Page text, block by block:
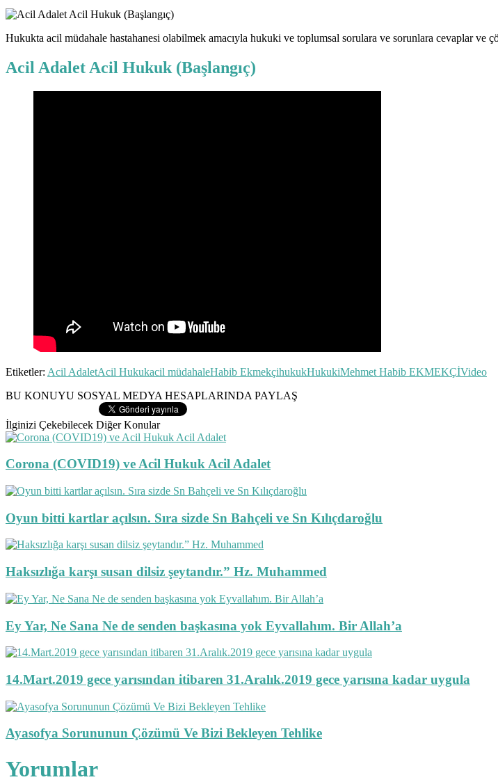
Hukukta acil müdahale hastahanesi olabilmek amacıyla hukuki ve toplumsal sorulara ve sorunlara cevaplar ve
Acil Adalet Acil Hukuk (Başlangıç)
Etiketler: Acil AdaletAcil Hukukacil müdahaleHabib EkmekçihukukHukukiMehmet Habib EKMEKÇİVideo
BU KONUYU SOSYAL MEDYA HESAPLARINDA PAYLAŞ
İlginizi Çekebilecek Diğer Konular
Corona (COVID19) ve Acil Hukuk Acil Adalet
Oyun bitti kartlar açılsın. Sıra sizde Sn Bahçeli ve Sn Kılıçdaroğlu
Haksızlığa karşı susan dilsiz şeytandır.” Hz. Muhammed
Ey Yar, Ne Sana Ne de senden başkasına yok Eyvallahım. Bir Allah’a
14.Mart.2019 gece yarısından itibaren 31.Aralık.2019 gece yarısına kadar uygula
Ayasofya Sorununun Çözümü Ve Bizi Bekleyen Tehlike
Yorumlar